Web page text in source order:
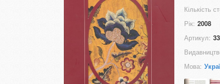
Кількість
Рік: 2008
Артикул:
Мова: